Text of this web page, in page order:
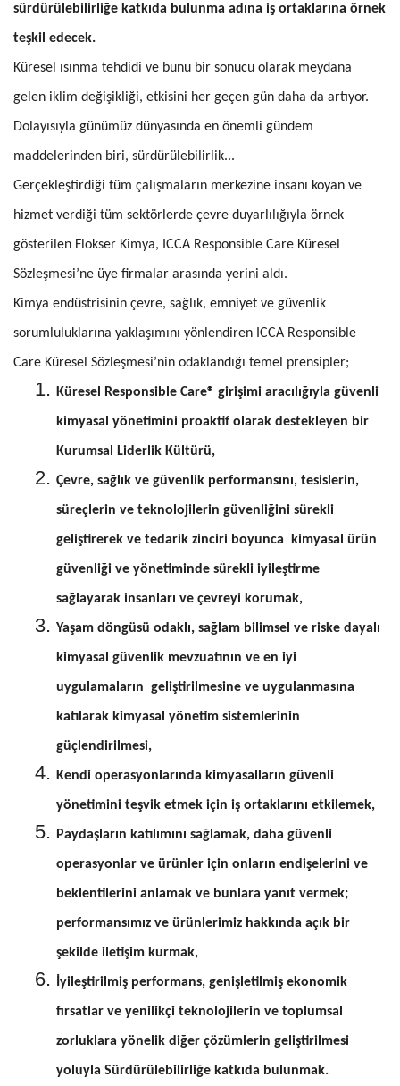
sürdürülebilirliğe katkıda bulunma adına iş ortaklarına örnek
teşkil edecek.
Küresel ısınma tehdidi ve bunu bir sonucu olarak meydana
gelen iklim değişikliği, etkisini her geçen gün daha da artıyor.
Dolayısıyla günümüz dünyasında en önemli gündem
maddelerinden biri, sürdürülebilirlik...
Gerçekleştirdiği tüm çalışmaların merkezine insanı koyan ve
hizmet verdiği tüm sektörlerde çevre duyarlılığıyla örnek
gösterilen Flokser Kimya, ICCA Responsible Care Küresel
Sözleşmesi’ne üye firmalar arasında yerini aldı.
Kimya endüstrisinin çevre, sağlık, emniyet ve güvenlik
sorumluluklarına yaklaşımını yönlendiren ICCA Responsible
Care Küresel Sözleşmesi’nin odaklandığı temel prensipler;
Küresel Responsible Care® girişimi aracılığıyla güvenli
kimyasal yönetimini proaktif olarak destekleyen bir
Kurumsal Liderlik Kültürü,
Çevre, sağlık ve güvenlik performansını, tesislerin,
süreçlerin ve teknolojilerin güvenliğini sürekli
geliştirerek ve tedarik zinciri boyunca kimyasal ürün
güvenliği ve yönetiminde sürekli iyileştirme
sağlayarak insanları ve çevreyi korumak,
Yaşam döngüsü odaklı, sağlam bilimsel ve riske dayalı
kimyasal güvenlik mevzuatının ve en iyi
uygulamaların geliştirilmesine ve uygulanmasına
katılarak kimyasal yönetim sistemlerinin
güçlendirilmesi,
Kendi operasyonlarında kimyasalların güvenli
yönetimini teşvik etmek için iş ortaklarını etkilemek,
Paydaşların katılımını sağlamak, daha güvenli
operasyonlar ve ürünler için onların endişelerini ve
beklentilerini anlamak ve bunlara yanıt vermek;
performansımız ve ürünlerimiz hakkında açık bir
şekilde iletişim kurmak,
İyileştirilmiş performans, genişletilmiş ekonomik
fırsatlar ve yenilikçi teknolojilerin ve toplumsal
zorluklara yönelik diğer çözümlerin geliştirilmesi
yoluyla Sürdürülebilirliğe katkıda bulunmak.